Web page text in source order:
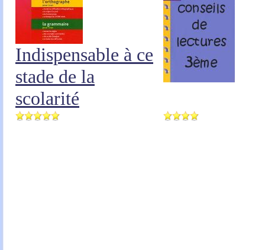
Indispensable à ce
stade de la
scolarité